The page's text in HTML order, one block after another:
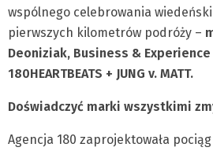
wspólnego celebrowania
pierwszych kilometrów podróży –
Deoniziak, Business &
180HEARTBEATS + JUNG v. MATT.
Doświadczyć marki wszystkimi
Agencja 180 zaprojektowała